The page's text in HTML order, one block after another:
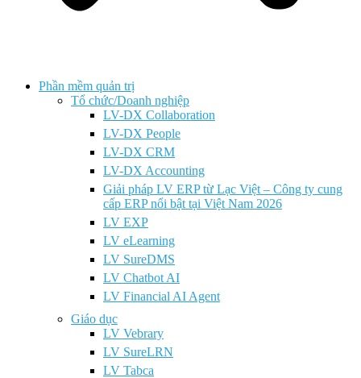
Phần mềm quản trị
Tổ chức/Doanh nghiệp
LV-DX Collaboration
LV-DX People
LV-DX CRM
LV-DX Accounting
Giải pháp LV ERP từ Lạc Việt – Công ty cung
cấp ERP nổi bật tại Việt Nam 2026
LV EXP
LV eLearning
LV SureDMS
LV Chatbot AI
LV Financial AI Agent
Giáo dục
LV Vebrary
LV SureLRN
LV Tabca